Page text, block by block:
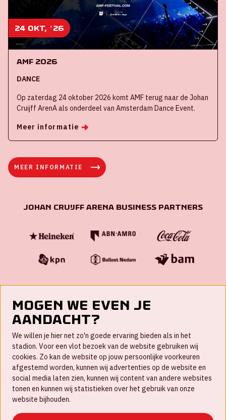
24 okt, '26
AMF 2026
DANCE
Op zaterdag 24 oktober 2026 komt AMF terug naar de Johan
Cruijff ArenA als onderdeel van Amsterdam Dance Event.
Meer informatie
MEER INFORMATIE
Johan Cruijff ArenA Business Partners
Werken bij
Disclaimer
Mogen we even je
aandacht?
We willen je hier net zo'n goede ervaring bieden als in het
stadion. Voor een vlot bezoek van de website gebruiken wij
cookies. Zo kan de website op jouw persoonlijke voorkeuren
afgestemd worden, kunnen wij advertenties op de website en
social media laten zien, kunnen wij content van andere websites
tonen en kunnen wij statistieken over het gebruik van onze
website bijhouden.